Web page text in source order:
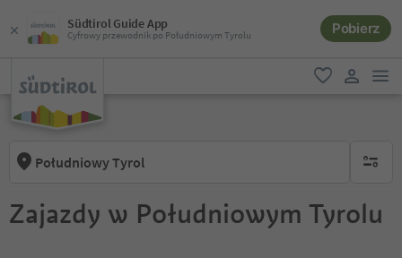
Südtirol Guide App
Cyfrowy przewodnik po Południowym Tyrolu Pobierz
ulubione
Południowy Tyrol brak
Zajazdy w Południowym Tyrolu